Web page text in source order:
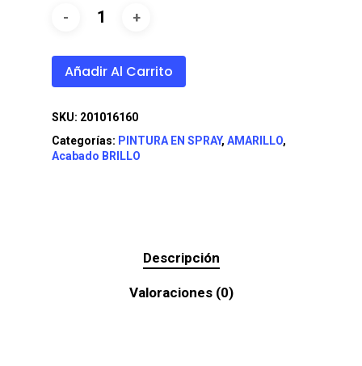
Añadir Al Carrito
SKU: 201016160
Categorías: PINTURA EN SPRAY, AMARILLO,
Acabado BRILLO
Descripción
Valoraciones (0)